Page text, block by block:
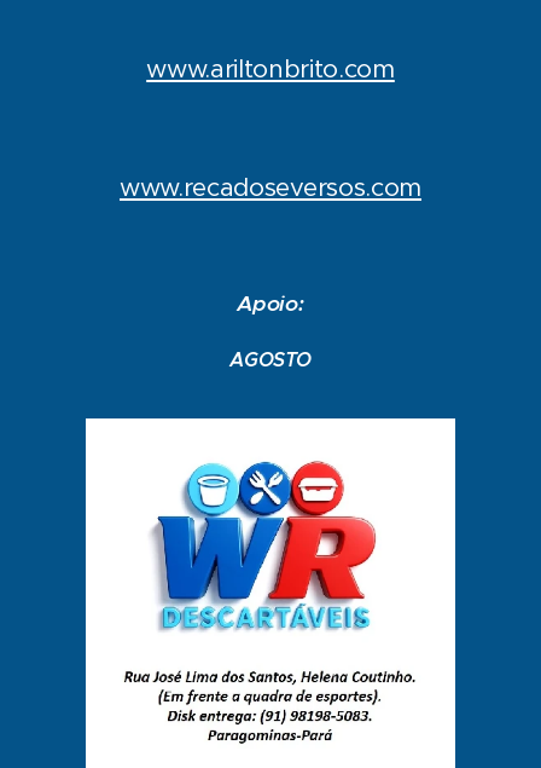
www.ariltonbrito.com
www.recadoseversos.com
Apoio:
AGOSTO